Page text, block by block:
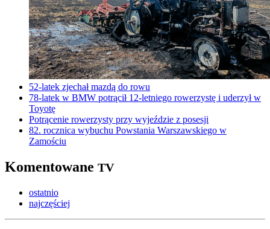
52-latek zjechał mazdą do rowu
78-latek w BMW potrącił 12-letniego rowerzystę i uderzył w
Toyotę
Potrącenie rowerzysty przy wyjeździe z posesji
82. rocznica wybuchu Powstania Warszawskiego w
Zamościu
Komentowane TV
ostatnio
najczęściej